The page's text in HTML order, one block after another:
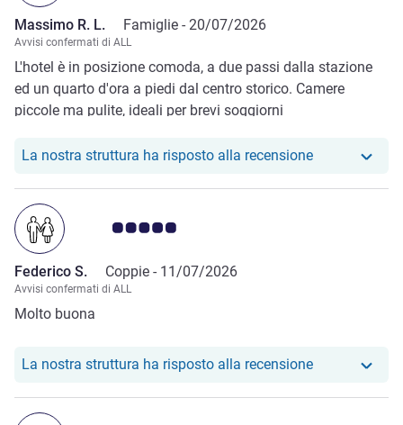
totale assenza di frutta fresca , eccezion fatta per delle
semplici mele. niente uova strapazzate ma solo e sempre
uova bollite. Inoltre, era impossibile tostare il pane. Unici
aspetti positivi sono la comoda vicinanza alla stazione e al
centro commerciale, il distributore gratuito di acqua calda,
fredda e frizzante, e la distanza di circa venti minuti a piedi
Massimo R. L. Famiglie - 20/07/2026
Avvisi confermati di ALL
L'hotel è in posizione comoda, a due passi dalla stazione
ed un quarto d'ora a piedi dal centro storico. Camere
piccole ma pulite, ideali per brevi soggiorni
La nostra struttura ha risposto alla recensioneIl nostro hotel
Giudizio clienti 5.0/5
Federico S. Coppie - 11/07/2026
Avvisi confermati di ALL
Molto buona
La nostra struttura ha risposto alla recensioneIl nostro hotel